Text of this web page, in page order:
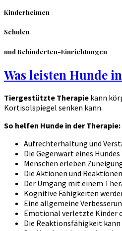
Kinderheimen
Schulen
und Behinderten-Einrichtungen
Was leisten Hunde
Tiergestützte Therapie kann
Kortisolspiegel senken kann.
So helfen Hunde in der Therapie:
Aufrechterhaltung und
Die Gegenwart eines
Menschen erleben
Die Aktionen und
Der Umgang mit einem
Kognitive Fähigkeiten
Eine allgemeine
Emotional verletzte Kinder
Die Reaktionsfähigkeit kann